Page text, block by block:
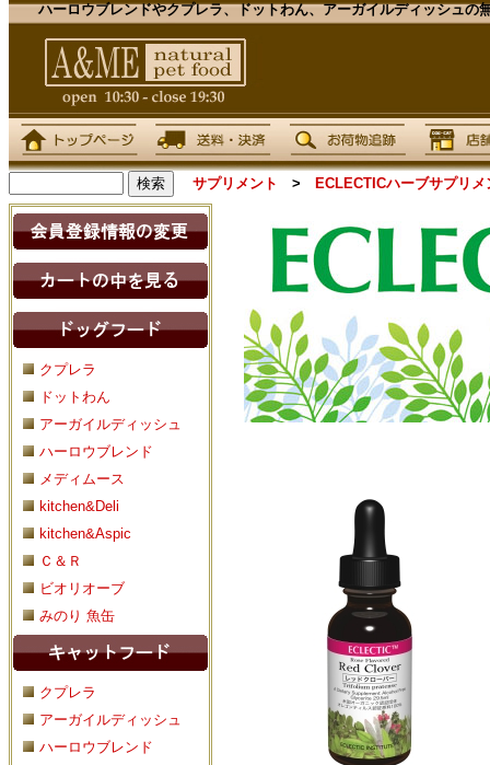
ハーロウブレンドやクプレラ、ドットわん、アーガイルディッシュ
サプリメント > ECLECTICハーブサプリ
クプレラ
ドットわん
アーガイルディッシュ
ハーロウブレンド
メディムース
kitchen&Deli
kitchen&Aspic
Ｃ＆Ｒ
ビオリオーブ
みのり 魚缶
クプレラ
アーガイルディッシュ
ハーロウブレンド